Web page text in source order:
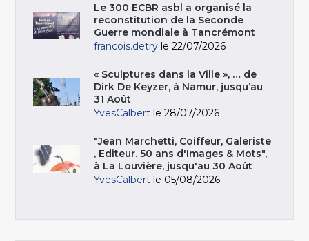
Le 300 ECBR asbl a organisé la
reconstitution de la Seconde
Guerre mondiale à Tancrémont
francois.detry le 22/07/2026
« Sculptures dans la Ville », … de
Dirk De Keyzer, à Namur, jusqu’au
31 Août
YvesCalbert le 28/07/2026
"Jean Marchetti, Coiffeur, Galeriste
, Editeur. 50 ans d'Images & Mots",
à La Louvière, jusqu'au 30 Août
YvesCalbert le 05/08/2026